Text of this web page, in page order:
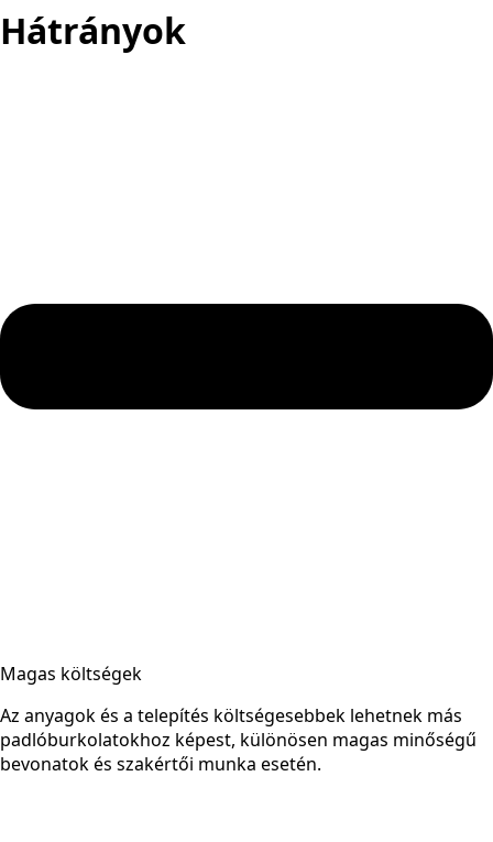
Hátrányok
Magas költségek
Az anyagok és a telepítés költségesebbek lehetnek más
padlóburkolatokhoz képest, különösen magas minőségű
bevonatok és szakértői munka esetén.